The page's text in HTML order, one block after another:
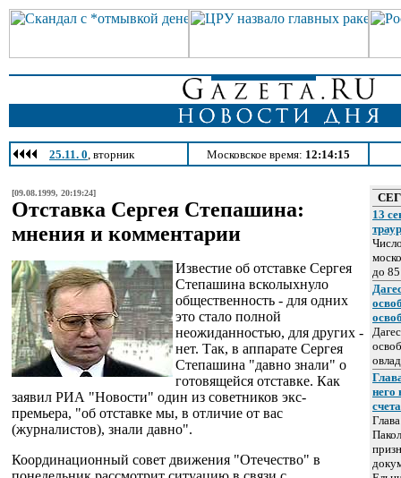
25.11. 0, вторник Московское время: 12:14:15
[09.08.1999, 20:19:24]
Отставка Сергея Степашина:
мнения и комментарии
Известие об отставке Сергея
Степашина всколыхнуло
общественность - для одних
это стало полной
неожиданностью, для других -
нет. Так, в аппарате Сергея
Степашина "давно знали" о
готовящейся отставке. Как
заявил РИА "Новости" один из советников экс-
премьера, "об отставке мы, в отличие от вас
(журналистов), знали давно".
Координационный совет движения "Отечество" в
13
до 85
него